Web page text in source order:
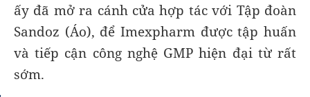
ấy đã mở ra cánh cửa hợp tác với Tập đoàn
Sandoz (Áo), để Imexpharm được tập huấn
và tiếp cận công nghệ GMP hiện đại từ rất
sớm.